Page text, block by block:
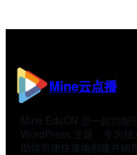
Mine云点播
Mine EduCN 是一款功能
WordPress 主题，专为独
助你简便快速地创建并销